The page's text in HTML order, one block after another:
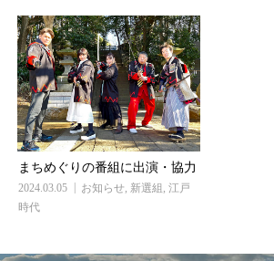
まちめぐりの番組に出演・協力
2024.03.05 お知らせ 新選組 江戸
時代